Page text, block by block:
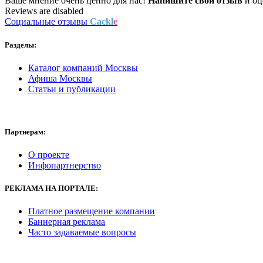
Reviews are disabled
Социальные отзывы Cackle
Разделы:
Каталог компаний Москвы
Афиша Москвы
Статьи и публикации
Партнерам:
О проекте
Инфопартнерство
РЕКЛАМАНА ПОРТАЛЕ:
Платное размещение компании
Баннерная реклама
Часто задаваемые вопросы